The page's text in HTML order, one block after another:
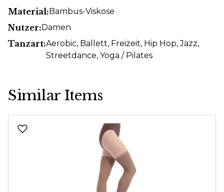
Material:Bambus-Viskose
Nutzer:Damen
Tanzart:Aerobic, Ballett, Freizeit, Hip Hop, Jazz,
Streetdance, Yoga / Pilates
Similar Items